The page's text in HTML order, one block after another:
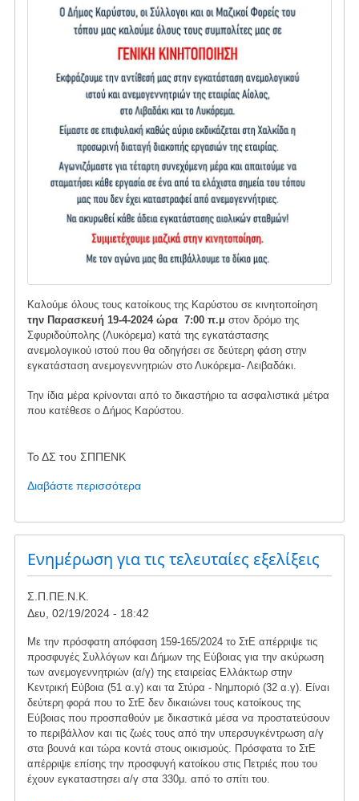
Καλούμε όλους τους κατοίκους της Καρύστου σε κινητοποίηση
την Παρασκευή 19-4-2024 ώρα 7:00 π.μ στον δρόμο της
Σφυριδούπολης (Λυκόρεμα) κατά της εγκατάστασης
ανεμολογικού ιστού που θα οδηγήσει σε δεύτερη φάση στην
εγκατάσταση ανεμογεννητριών στο Λυκόρεμα- Λειβαδάκι.
Την ίδια μέρα κρίνονται από το δικαστήριο τα ασφαλιστικά μέτρα
που κατέθεσε ο Δήμος Καρύστου.
Το ΔΣ του ΣΠΠΕΝΚ
Διαβάστε περισσότεραγια
Κινητοποίηση
Παρασκευή
19-
ιστού
Ενημέρωση για τις τελευταίες εξελίξεις
Σ.Π.ΠΕ.Ν.Κ.
Δευ, 02/19/2024 - 18:42
Με την πρόσφατη απόφαση 159-165/2024 το ΣτΕ απέρριψε τις
προσφυγές Συλλόγων και Δήμων της Εύβοιας για την ακύρωση
των ανεμογεννητριών (α/γ) της εταιρείας Ελλάκτωρ στην
Κεντρική Εύβοια (51 α.γ) και τα Στύρα - Νημποριό (32 α.γ). Είναι
δεύτερη φορά που το ΣτΕ δεν δικαιώνει τους κατοίκους της
Εύβοιας που προσπαθούν με δικαστικά μέσα να προστατεύσουν
το περιβάλλον και τις ζωές τους από την υπερσυγκέντρωση α/γ
στα βουνά και τώρα κοντά στους οικισμούς. Πρόσφατα το ΣτΕ
απέρριψε επίσης την προσφυγή κατοίκου στις Πετριές που του
έχουν εγκαταστησει α/γ στα 330μ. από το σπίτι του.